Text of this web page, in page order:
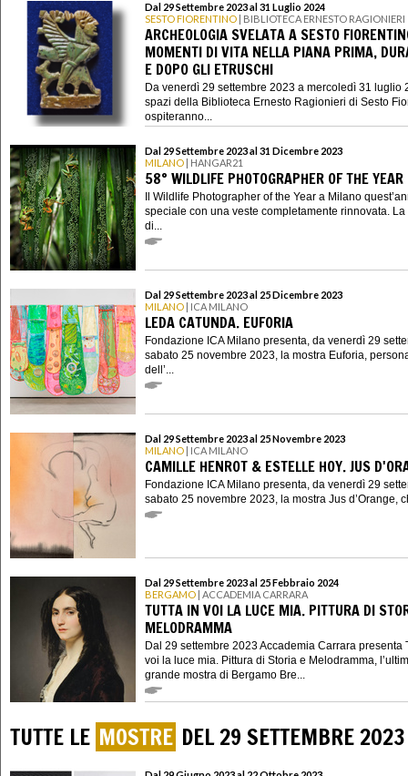
Dal 29 Settembre 2023 al 31 Luglio 2024
SESTO FIORENTINO | BIBLIOTECA ERNESTO RAGIONIERI
ARCHEOLOGIA SVELATA A SESTO
MOMENTI DI VITA NELLA PIANA PRIMA,
E DOPO GLI ETRUSCHI
Da venerdì 29 settembre 2023 a mercoledì 31 luglio
spazi della Biblioteca Ernesto Ragionieri di Sesto
ospiteranno...
Dal 29 Settembre 2023 al 31 Dicembre 2023
MILANO | HANGAR21
58° WILDLIFE PHOTOGRAPHER OF THE YEAR
Il Wildlife Photographer of the Year a Milano
speciale con una veste completamente rinnovata. La
di...
Dal 29 Settembre 2023 al 25 Dicembre 2023
MILANO | ICA MILANO
LEDA CATUNDA. EUFORIA
Fondazione ICA Milano presenta, da venerdì 29
sabato 25 novembre 2023, la mostra Euforia,
dell’...
Dal 29 Settembre 2023 al 25 Novembre 2023
MILANO | ICA MILANO
CAMILLE HENROT & ESTELLE HOY. JUS
Fondazione ICA Milano presenta, da venerdì 29
sabato 25 novembre 2023, la mostra Jus d’Orange,
Dal 29 Settembre 2023 al 25 Febbraio 2024
BERGAMO | ACCADEMIA CARRARA
TUTTA IN VOI LA LUCE MIA. PITTURA DI
MELODRAMMA
Dal 29 settembre 2023 Accademia Carrara presenta
voi la luce mia. Pittura di Storia e Melodramma,
grande mostra di Bergamo Bre...
TUTTE LE MOSTRE DEL 29 SETTEMBRE 2023